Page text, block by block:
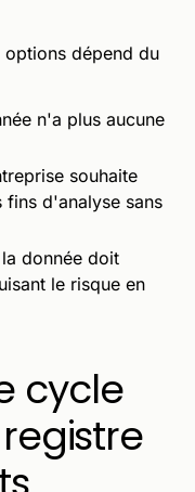
dépend du
n'a plus aucune
souhaite
fins d'analyse sans
donnée doit
le risque en
cycle